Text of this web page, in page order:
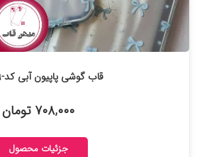
قاب گوشی پاپیون آبی کد-۲۰۹۱۸۹
۷۰۸,۰۰۰ تومان
جزئیات محصول